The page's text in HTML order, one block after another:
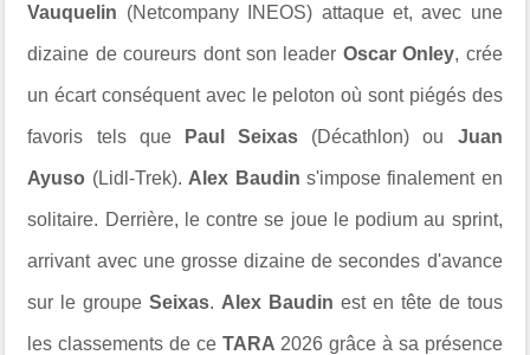
Vauquelin (Netcompany INEOS) attaque et, avec une
dizaine de coureurs dont son leader Oscar Onley, crée
un écart conséquent avec le peloton où sont piégés des
favoris tels que Paul Seixas (Décathlon) ou Juan
Ayuso (Lidl-Trek). Alex Baudin s'impose finalement en
solitaire. Derrière, le contre se joue le podium au sprint,
arrivant avec une grosse dizaine de secondes d'avance
sur le groupeSeixas. Alex Baudin est en tête de tous
les classements de ceTARA 2026 grâce à sa présence